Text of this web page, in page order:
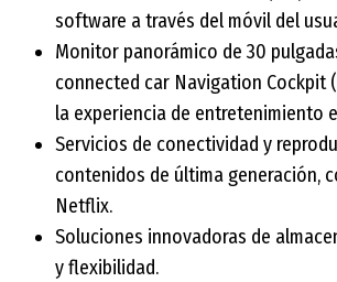
software a través del móvil del
Monitor panorámico de 30
connected car Navigation Cockpit
la experiencia de entretenimiento
Servicios de conectividad y
contenidos de última generación,
Netflix.
Soluciones innovadoras de
y flexibilidad.